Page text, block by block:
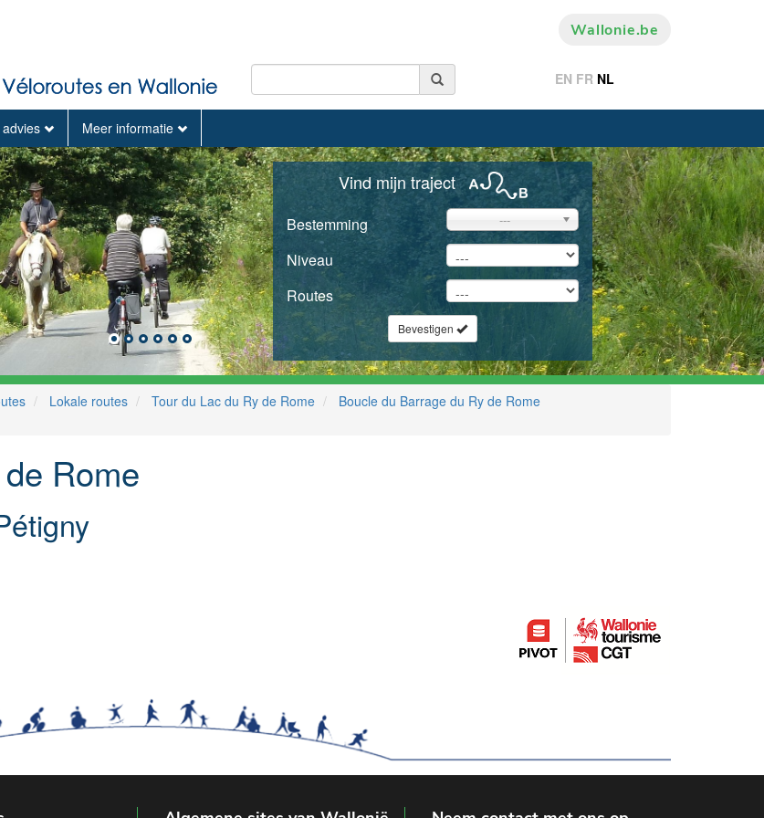
Wallonie.be
EN FR NL
Meer informatie
Vind mijn traject
Bestemming ---
Niveau
Routes
Bevestigen
Lokale routes Tour du Lac du Ry de Rome
Boucle du Barrage du Ry de Rome
Rome